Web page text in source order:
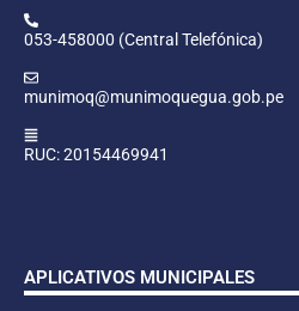
053-458000 (Central Telefónica)
munimoq@munimoquegua.gob.pe
RUC: 20154469941
APLICATIVOS MUNICIPALES